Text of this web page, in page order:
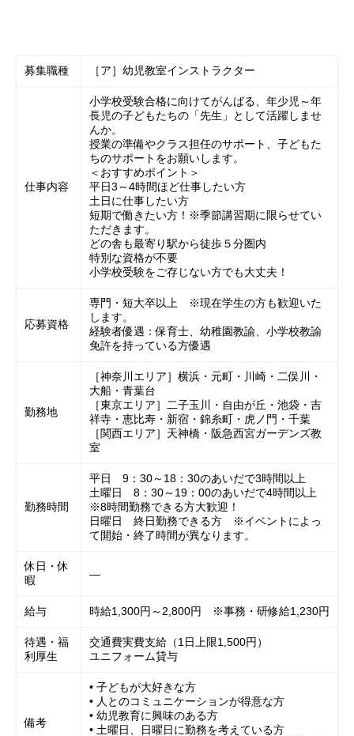
募集職種 ［ア］幼児教室インストラクター
仕事内容
小学校受験合格に向けてがんばる、年少児～年
長児の子どもたちの「先生」として活躍しませ
んか。
授業の準備やクラス担任のサポート、子どもた
ちのサポートをお願いします。
＜おすすめポイント＞
平日3～4時間ほど仕事したい方
土日に仕事したい方
短期で働きたい方！※季節講習期に限らせてい
ただきます。
どの舎も最寄り駅から徒歩５分圏内
特別な資格が不要
小学校受験をご存じない方でも大丈夫！
応募資格
専門・短大卒以上 ※現在学生の方も歓迎いた
します。
経験者優遇：保育士、幼稚園教諭、小学校教諭
免許を持っている方優遇
勤務地
［神奈川エリア］横浜・元町・川崎・二俣川・
大船・青葉台
［東京エリア］二子玉川・自由が丘・池袋・吉
祥寺・恵比寿・新宿・錦糸町・虎ノ門・千葉
［関西エリア］天神橋・阪急西宮ガーデンズ教
室
勤務時間
平日 9：30～18：30のあいだで3時間以上
土曜日 8：30～19：00のあいだで4時間以上
※8時間勤務できる方大歓迎！
日曜日 終日勤務できる方 ※イベントによっ
て開始・終了時間が異なります。
休日・休
暇
―
給与 時給1,300円～2,800円 ※事務・研修給1,230円
待遇・福
利厚生
交通費実費支給（1日上限1,500円）
ユニフォーム貸与
備考
• 子どもが大好きな方
• 人とのコミュニケーションが得意な方
• 幼児教育に興味のある方
• 土曜日、日曜日に勤務を考えている方